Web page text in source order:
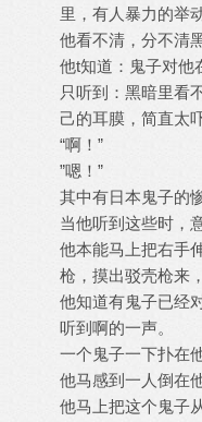
里，有人暴力的举动
他看不清，分不清
他t知道：鬼子对他
只听到：黑暗里看
己的耳膜，简直太
“啊！”
”嗯！”
其中有日本鬼子的
当他听到这些时，
他本能马上把右手
枪，摸出驳壳枪来
他知道有鬼子已经
听到啊的一声。
一个鬼子一下扑在
他马感到一人倒在
他马上把这个鬼子